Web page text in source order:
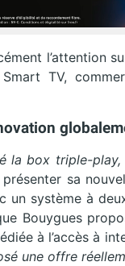
l’attention
TV,
la box triple-
sa
un système à
Bouygues
à l’accès à
une offre